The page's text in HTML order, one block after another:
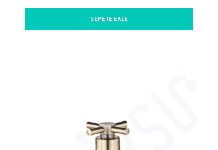
SEPETE EKLE